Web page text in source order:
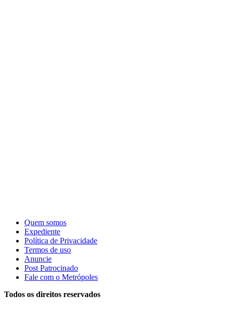
Quem somos
Expediente
Política de Privacidade
Termos de uso
Anuncie
Post Patrocinado
Fale com o Metrópoles
Todos os direitos reservados